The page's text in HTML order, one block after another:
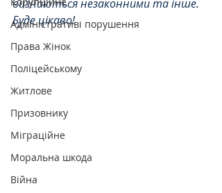
Адміністративі порушення
Права Жінок
Поліцейському
Житлове
Призовнику
Міграційне
Моральна шкода
Війна
визнаються незаконними та інше.
Буде цікаво!